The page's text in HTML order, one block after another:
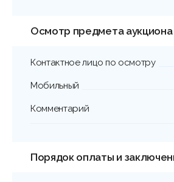
Осмотр предмета аукциона
Контактное лицо по осмотру
Мобильный
Комментарий
Порядок оплаты и